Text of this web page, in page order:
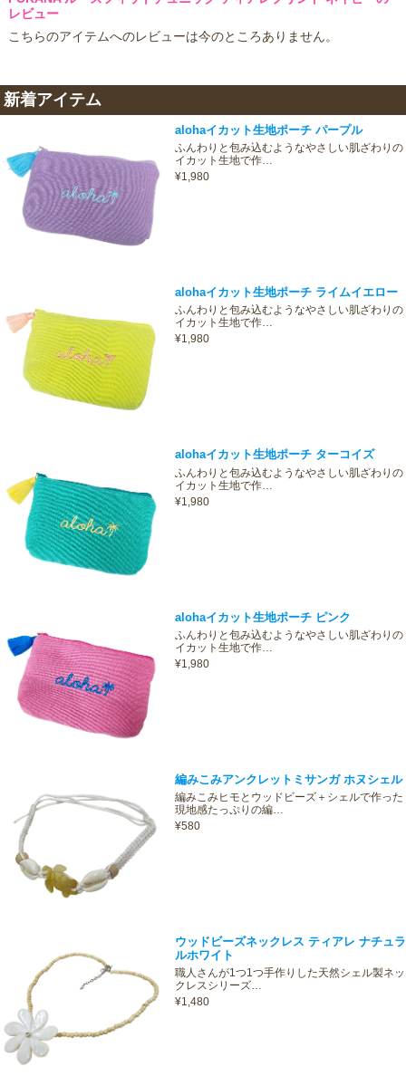
レビュー
こちらのアイテムへのレビューは今のところありません。
新着アイテム
alohaイカット生地ポーチ パープル
ふんわりと包み込むようなやさしい肌ざわりの
イカット生地で作…
¥1,980
alohaイカット生地ポーチ ライムイエロー
ふんわりと包み込むようなやさしい肌ざわりの
イカット生地で作…
¥1,980
alohaイカット生地ポーチ ターコイズ
ふんわりと包み込むようなやさしい肌ざわりの
イカット生地で作…
¥1,980
alohaイカット生地ポーチ ピンク
ふんわりと包み込むようなやさしい肌ざわりの
イカット生地で作…
¥1,980
編みこみアンクレットミサンガ ホヌシェル
編みこみヒモとウッドビーズ＋シェルで作った
現地感たっぷりの編…
¥580
ウッドビーズネックレス ティアレ ナチュラ
ルホワイト
職人さんが1つ1つ手作りした天然シェル製ネッ
クレスシリーズ…
¥1,480